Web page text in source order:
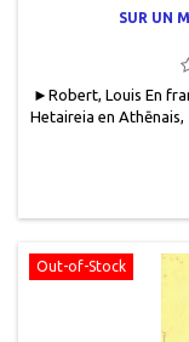
SUR UN
► Robert, Louis En
Hetaireia en Athēnais,
Out-of-Stock